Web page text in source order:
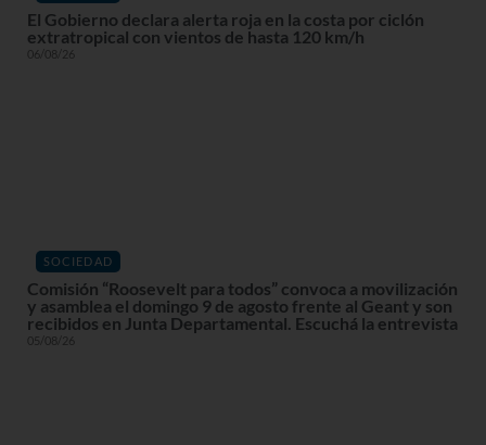
El Gobierno declara alerta roja en la costa por ciclón
extratropical con vientos de hasta 120 km/h
06/08/26
SOCIEDAD
Comisión “Roosevelt para todos” convoca a movilización
y asamblea el domingo 9 de agosto frente al Geant y son
recibidos en Junta Departamental. Escuchá la entrevista
05/08/26